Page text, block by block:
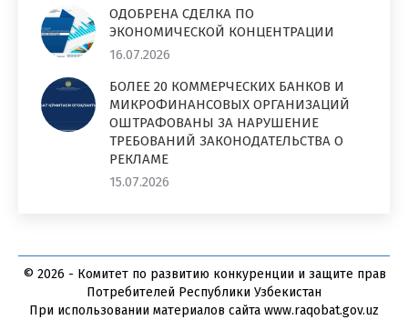
ОДОБРЕНА СДЕЛКА ПО
ЭКОНОМИЧЕСКОЙ КОНЦЕНТРАЦИИ
16.07.2026
БОЛЕЕ 20 КОММЕРЧЕСКИХ БАНКОВ И
МИКРОФИНАНСОВЫХ ОРГАНИЗАЦИЙ
ОШТРАФОВАНЫ ЗА НАРУШЕНИЕ
ТРЕБОВАНИЙ ЗАКОНОДАТЕЛЬСТВА О
РЕКЛАМЕ
15.07.2026
© 2026 - Комитет по развитию конкуренции и защите прав
Потребителей Республики Узбекистан
При использовании материалов сайта www.raqobat.gov.uz